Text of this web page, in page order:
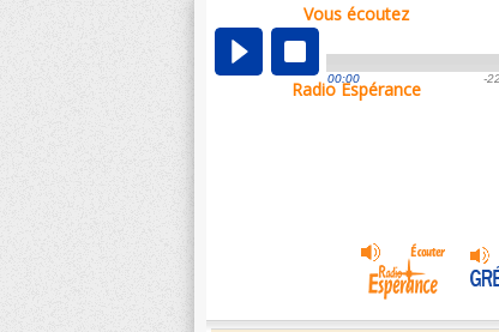
Vous écoutez
00:00 -
Radio Espérance
00:04
01:03 Sentinelles de la foi •
01:32 10 minutes avec Jésus
Si tu savais le don de
En Toi nos sources •